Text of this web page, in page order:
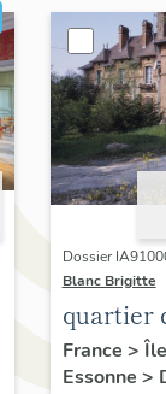
Dossier
Blanc Brigitte
quartier
France >
Essonne >